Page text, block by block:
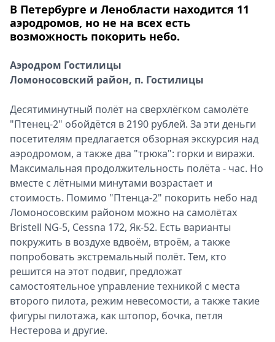
В Петербурге и Ленобласти находится 11
аэродромов, но не на всех есть
возможность покорить небо.
Аэродром Гостилицы
Ломоносовский район, п. Гостилицы
Десятиминутный полёт на сверхлёгком самолёте
"Птенец-2" обойдётся в 2190 рублей. За эти деньги
посетителям предлагается обзорная экскурсия над
аэродромом, а также два "трюка": горки и виражи.
Максимальная продолжительность полёта - час. Но
вместе с лётными минутами возрастает и
стоимость. Помимо "Птенца-2" покорить небо над
Ломоносовским районом можно на самолётах
Bristell NG-5, Cessna 172, Як-52. Есть варианты
покружить в воздухе вдвоём, втроём, а также
попробовать экстремальный полёт. Тем, кто
решится на этот подвиг, предложат
самостоятельное управление техникой с места
второго пилота, режим невесомости, а также такие
фигуры пилотажа, как штопор, бочка, петля
Нестерова и другие.